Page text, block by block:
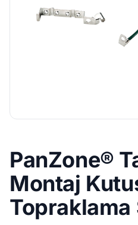
PanZone®
Montaj
Topraklama